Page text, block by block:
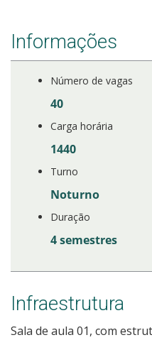
Cadastro de interesse
Informações
Número de vagas
40
Carga horária
1440
Turno
Noturno
Duração
4 semestres
Infraestrutura
Sala de aula 01, com